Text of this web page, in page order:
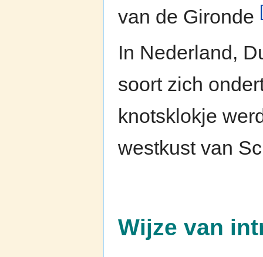
van de Gironde
In Nederland,
soort zich
knotsklokje
westkust van
Wijze van